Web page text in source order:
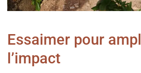
Essaimer pour
l’impact